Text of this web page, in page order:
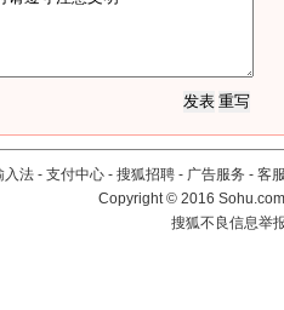
入法 - 支付中心 - 搜狐招聘 - 广告服务 - 客
Copyright©2016
搜狐不良信息举